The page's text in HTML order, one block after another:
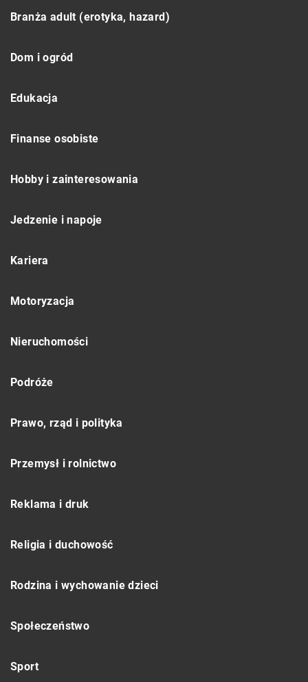
Branża adult (erotyka, hazard)
Dom i ogród
Edukacja
Finanse osobiste
Hobby i zainteresowania
Jedzenie i napoje
Kariera
Motoryzacja
Nieruchomości
Podróże
Prawo, rząd i polityka
Przemysł i rolnictwo
Reklama i druk
Religia i duchowość
Rodzina i wychowanie dzieci
Społeczeństwo
Sport